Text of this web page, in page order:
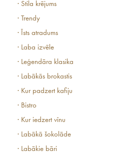
· Stila krējums
· Trendy
· Īsts atradums
· Laba izvēle
· Leģendāra klasika
· Labākās brokastis
· Kur padzert kafiju
· Bistro
· Kur iedzert vīnu
· Labākā šokolāde
· Labākie bāri